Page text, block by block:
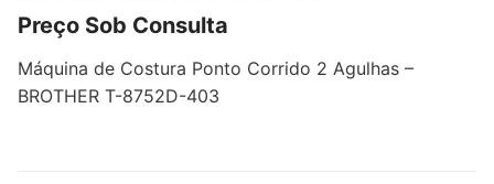
Preço Sob Consulta
Máquina de Costura Ponto Corrido 2 Agulhas –
BROTHER T-8752D-403